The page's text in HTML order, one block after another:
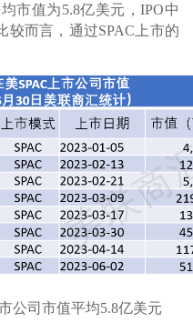
市值为5.8亿美元，IPO中
较而言，通过SPAC上市的
公司市值平均5.8亿美元